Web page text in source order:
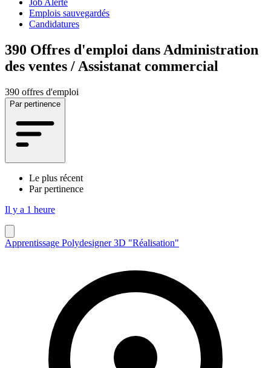
Emplois sauvegardés
Candidatures
390 Offres d'emploi dans Administration
des ventes / Assistanat commercial
390 offres d'emploi
Par pertinence
Le plus récent
Par pertinence
Il y a 1 heure
Apprentissage Polydesigner 3D "Réalisation"